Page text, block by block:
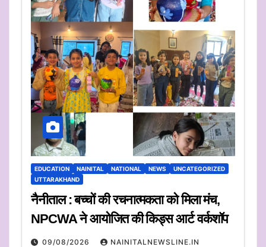
EDUCATION NAINITAL NATIONAL NEWS
UNCATEGORIZED
UTTARAKHAND
नैनीताल : बच्चों की रचनात्मकता को मिला मंच,
NPCWA ने आयोजित की किड्स आर्ट वर्कशॉप
09/08/2026 NAINITALNEWSLINE.IN